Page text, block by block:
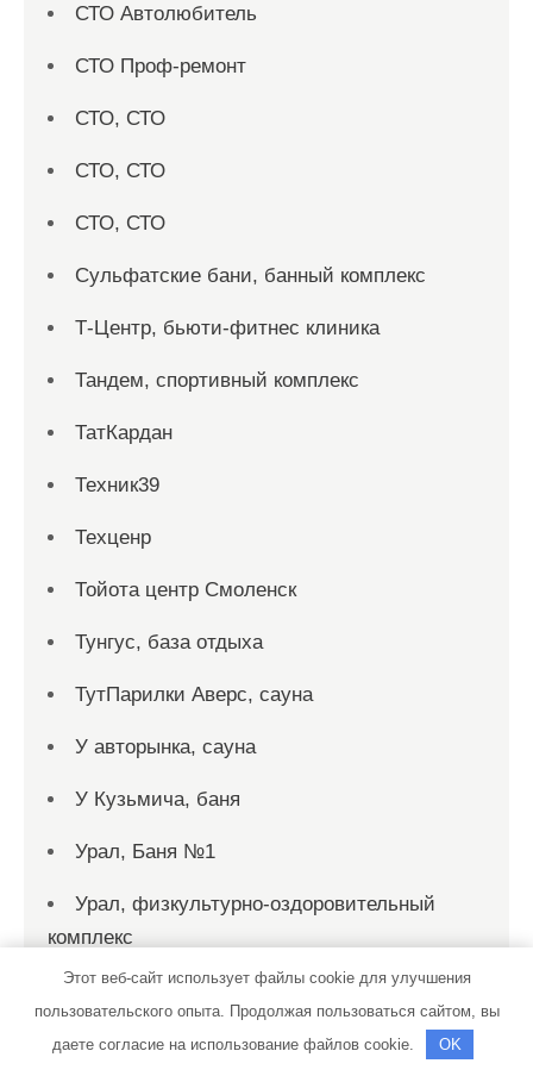
СТО Автолюбитель
СТО Проф-ремонт
СТО, СТО
СТО, СТО
СТО, СТО
Сульфатские бани, банный комплекс
Т-Центр, бьюти-фитнес клиника
Тандем, спортивный комплекс
ТатКардан
Техник39
Техценр
Тойота центр Смоленск
Тунгус, база отдыха
ТутПарилки Аверс, сауна
У авторынка, сауна
У Кузьмича, баня
Урал, Баня №1
Урал, физкультурно-оздоровительный
комплекс
Фея, сауна
Физкультурно-оздоровительный
Этот веб-сайт использует файлы cookie для улучшения
пользовательского опыта. Продолжая пользоваться сайтом, вы
даете согласие на использование файлов cookie.
OK